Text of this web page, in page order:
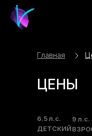
Главная
ЦЕНЫ
6.5 л.с.
ДЕТСКИЙ
9 л.с.